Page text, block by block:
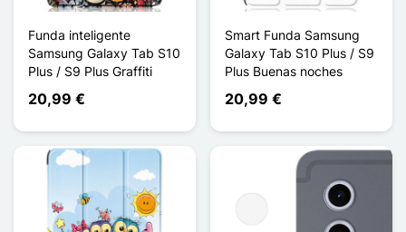
Funda inteligente
Samsung Galaxy Tab S10
Plus / S9 Plus Graffiti
20,99 €
Smart Funda Samsung
Galaxy Tab S10 Plus / S9
Plus Buenas noches
20,99 €